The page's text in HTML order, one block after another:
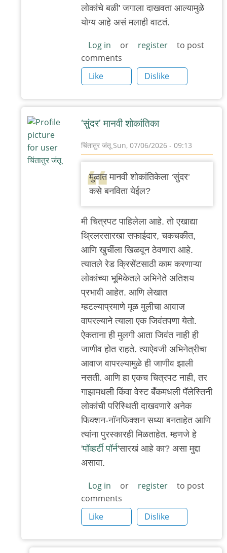
लोकांचे बळी' जगाला दाखवता आल्यामुळे
योग्य आहे असं मलाही वाटतं.
Log in or register
to post
comments
Like
Dislike
‘सुंदर’ मानवी शोकांतिका
चिंतातुर जंतूSun, 07/06/2026 - 09:13
reply
to
by
'न'वी
बाजू
मुळात मानवी शोकांतिकेला ‘सुंदर’
कसे बनविता येईल?
मी चित्रपट पाहिलेला आहे. तो एखाद्या
थ्रिलरसारखा सफाईदार, चकचकीत,
आणि खुर्चीला खिळवून ठेवणारा आहे.
त्यातले रेड क्रिसेंटसाठी काम करणाऱ्या
लोकांच्या भूमिकेतले अभिनेते अतिशय
प्रभावी आहेत. आणि लेखात
म्हटल्याप्रमाणे मूळ मुलीचा आवाज
वापरल्याने त्याला एक जिवंतपणा येतो.
ऐकताना ही मुलगी आता जिवंत नाही ही
जाणीव होत राहते. त्याऐवजी अभिनेत्रीचा
आवाज वापरल्यामुळे ही जाणीव झाली
नसती. आणि हा एकच चित्रपट नाही, तर
गाझामधली किंवा वेस्ट बँकमधली पॅलेस्तिनी
लोकांची परिस्थिती दाखवणारे अनेक
फिक्शन-नॉनफिक्शन सध्या बनताहेत आणि
त्यांना पुरस्कारही मिळताहेत. म्हणजे हे
'पॉव्हर्टी पॉर्न'सारखं आहे का? असा मुद्दा
असावा.
Log in or register
to post
comments
Like
Dislike